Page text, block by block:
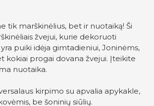
tik marškinėlius, bet ir nuotaiką! Ši
žvejui, kurie dekoruoti
puiki idėja gimtadieniui, Joninėms,
kokiai progai dovana žvejui. Įteikite
nuotaika.
kirpimo su apvalia apykakle,
be šoninių siūlių.